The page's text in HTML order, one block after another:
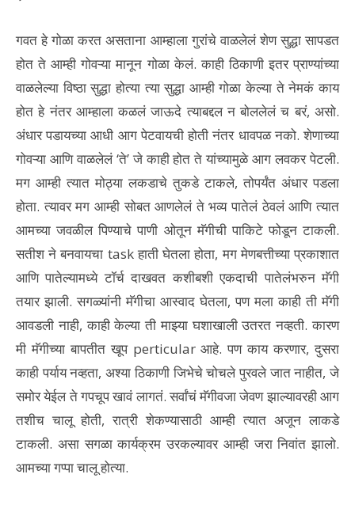
गवत हे गोळा करत असताना आम्हाला गुरांचे वाळलेलं शेण सुद्धा सापडत
होत ते आम्ही गोवऱ्या मानून गोळा केलं. काही ठिकाणी इतर प्राण्यांच्या
वाळलेल्या विष्ठा सुद्धा होत्या त्या सुद्धा आम्ही गोळा केल्या ते नेमकं काय
होत हे नंतर आम्हाला कळलं जाऊदे त्याबद्दल न बोललेलं च बरं, असो.
अंधार पडायच्या आधी आग पेटवायची होती नंतर धावपळ नको. शेणाच्या
गोवऱ्या आणि वाळलेलं ‘ते’ जे काही होत ते यांच्यामुळे आग लवकर पेटली.
मग आम्ही त्यात मोठ्या लकडाचे तुकडे टाकले, तोपर्यंत अंधार पडला
होता. त्यावर मग आम्ही सोबत आणलेलं ते भव्य पातेलं ठेवलं आणि त्यात
आमच्या जवळील पिण्याचे पाणी ओतून मॅगीची पाकिटे फोडून टाकली.
सतीश ने बनवायचा task हाती घेतला होता, मग मेणबत्तीच्या प्रकाशात
आणि पातेल्यामध्ये टॉर्च दाखवत कशीबशी एकदाची पातेलंभरुन मॅगी
तयार झाली. सगळ्यांनी मॅगीचा आस्वाद घेतला, पण मला काही ती मॅगी
आवडली नाही, काही केल्या ती माझ्या घशाखाली उतरत नव्हती. कारण
मी मॅगीच्या बापतीत खूप perticular आहे. पण काय करणार, दुसरा
काही पर्याय नव्हता, अश्या ठिकाणी जिभेचे चोचले पुरवले जात नाहीत, जे
समोर येईल ते गपचूप खावं लागतं. सर्वांचं मॅगीवजा जेवण झाल्यावरही आग
तशीच चालू होती, रात्री शेकण्यासाठी आम्ही त्यात अजून लाकडे
टाकली. असा सगळा कार्यक्रम उरकल्यावर आम्ही जरा निवांत झालो.
आमच्या गप्पा चालू होत्या.